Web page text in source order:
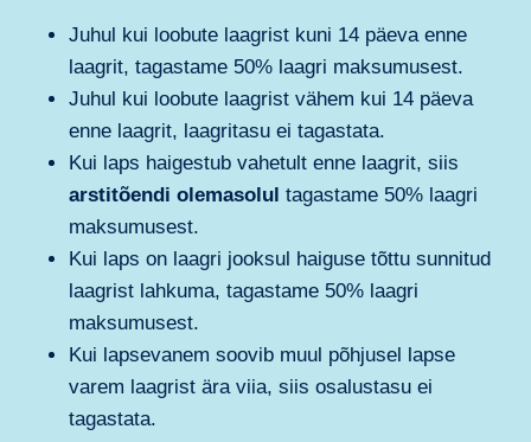
Juhul kui loobute laagrist kuni 14 päeva enne
laagrit, tagastame 50% laagri maksumusest.
Juhul kui loobute laagrist vähem kui 14 päeva
enne laagrit, laagritasu ei tagastata.
Kui laps haigestub vahetult enne laagrit, siis
arstitõendi olemasolul tagastame 50% laagri
maksumusest.
Kui laps on laagri jooksul haiguse tõttu sunnitud
laagrist lahkuma, tagastame 50% laagri
maksumusest.
Kui lapsevanem soovib muul põhjusel lapse
varem laagrist ära viia, siis osalustasu ei
tagastata.